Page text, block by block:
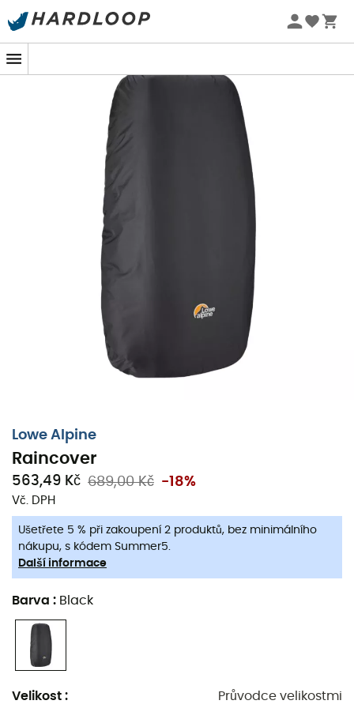
Letní akce 🔥 -5 % EXTRA při nákupu 2 produktů* s kódem
Lowe Alpine
Raincover
563,49 Kč 689,00 Kč -18%
Vč. DPH
Ušetřete 5 % při zakoupení 2 produktů, bez minimálního
nákupu, s kódem Summer5.
Další informace
Barva : Black
Velikost : Průvodce velikostmi